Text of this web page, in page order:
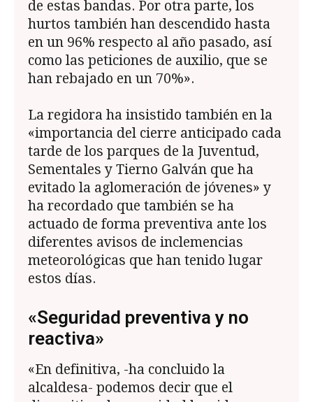
de estas bandas. Por otra parte, los
hurtos también han descendido hasta
en un 96% respecto al año pasado, así
como las peticiones de auxilio, que se
han rebajado en un 70%».
La regidora ha insistido también en la
«importancia del cierre anticipado cada
tarde de los parques de la Juventud,
Sementales y Tierno Galván que ha
evitado la aglomeración de jóvenes» y
ha recordado que también se ha
actuado de forma preventiva ante los
diferentes avisos de inclemencias
meteorológicas que han tenido lugar
estos días.
«Seguridad preventiva y no
reactiva»
«En definitiva, -ha concluido la
alcaldesa- podemos decir que el